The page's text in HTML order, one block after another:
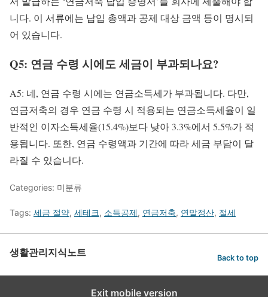
니다. 이 서류에는 납입 총액과 공제 대상 금액 등이 명시되
어 있습니다.
Q5: 연금 수령 시에도 세금이 부과되나요?
A5: 네, 연금 수령 시에는 연금소득세가 부과됩니다. 다만,
연금저축의 경우 연금 수령 시 적용되는 연금소득세율이 일
반적인 이자소득세율(15.4%)보다 낮아 3.3%에서 5.5%가 적
용됩니다. 또한, 연금 수령액과 기간에 따라 세금 부담이 달
라질 수 있습니다.
Categories: 미분류
Tags: 세금 절약, 세테크, 소득공제, 연금저축, 연말정산, 절세
생활관리지식노트 Back to top
Exit mobile version